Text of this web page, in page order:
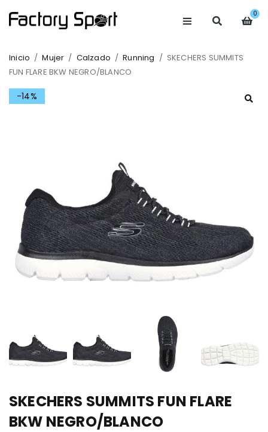
0
Inicio / Mujer / Calzado / Running / SKECHERS SUMMITS
FUN FLARE BKW NEGRO/BLANCO
-14%
SKECHERS SUMMITS FUN FLARE
BKW NEGRO/BLANCO